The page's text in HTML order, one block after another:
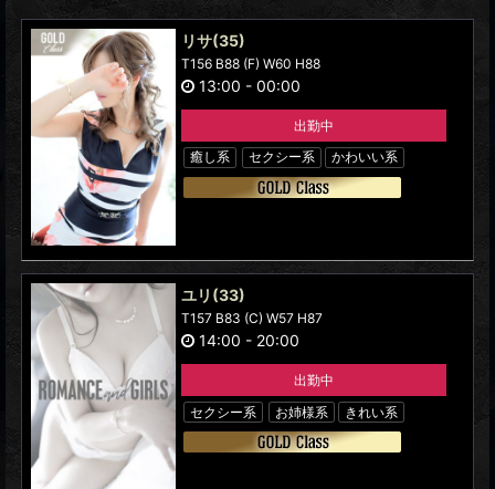
リサ(35)
T156 B88 (F) W60 H88
13:00 - 00:00
出勤中
癒し系
セクシー系 かわいい系
ユリ (33)
T157 B83 (C) W57 H87
14:00 - 20:00
出勤中
セクシー系
お姉様系 きれい系